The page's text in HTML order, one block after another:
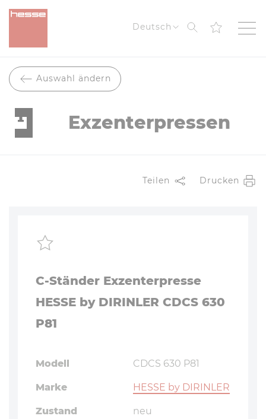
Deutsch Suche
Auswahl ändern
Exzenterpressen
Teilen Drucken
C-Ständer Exzenterpresse
HESSE by DIRINLER CDCS 630
P81
Modell CDCS 630 P81
Marke HESSE by DIRINLER
Zustand neu